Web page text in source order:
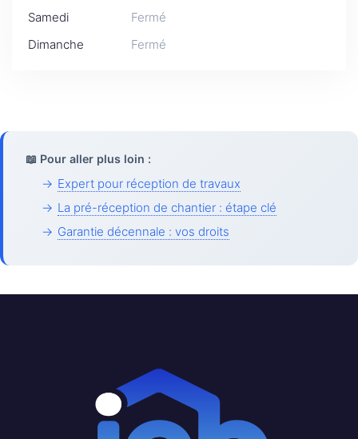
Samedi
Fermé
Dimanche
Fermé
📖 Pour aller plus loin :
→ Expert pour réception de travaux
→ La pré-réception de chantier : étape clé
→ Garantie décennale : vos droits